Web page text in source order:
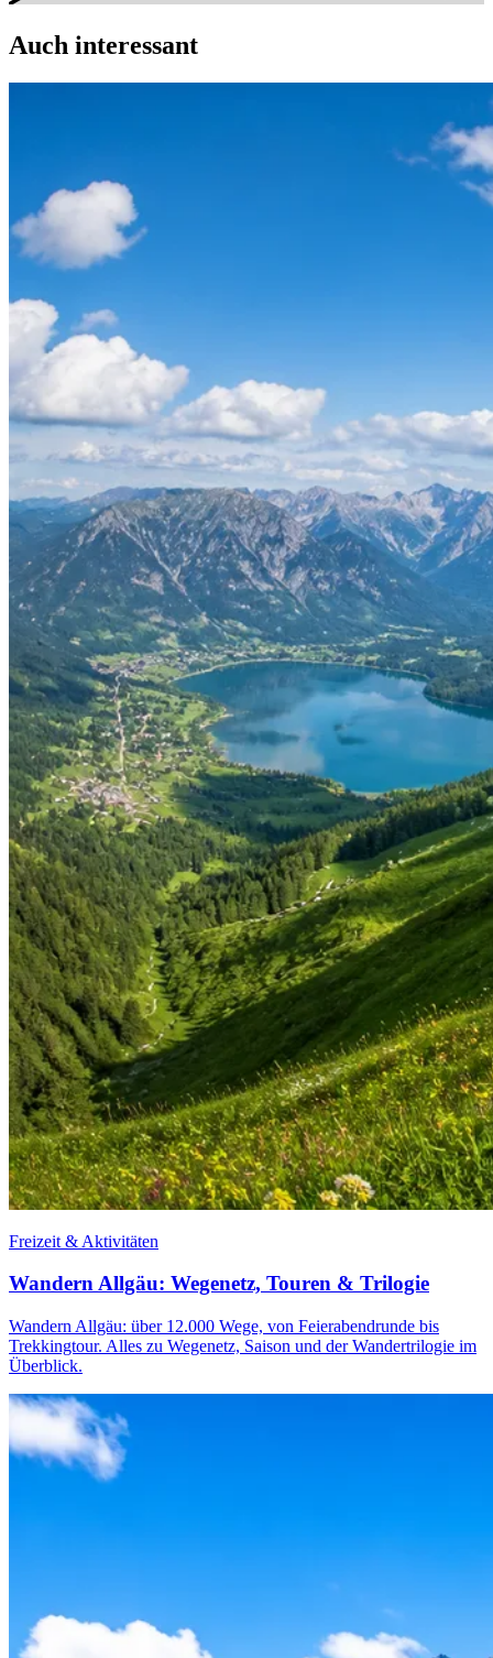
Auch interessant
Freizeit & Aktivitäten
Wandern Allgäu: Wegenetz, Touren & Trilogie
Wandern Allgäu: über 12.000 Wege, von Feierabendrunde bis
Trekkingtour. Alles zu Wegenetz, Saison und der Wandertrilogie im
Überblick.